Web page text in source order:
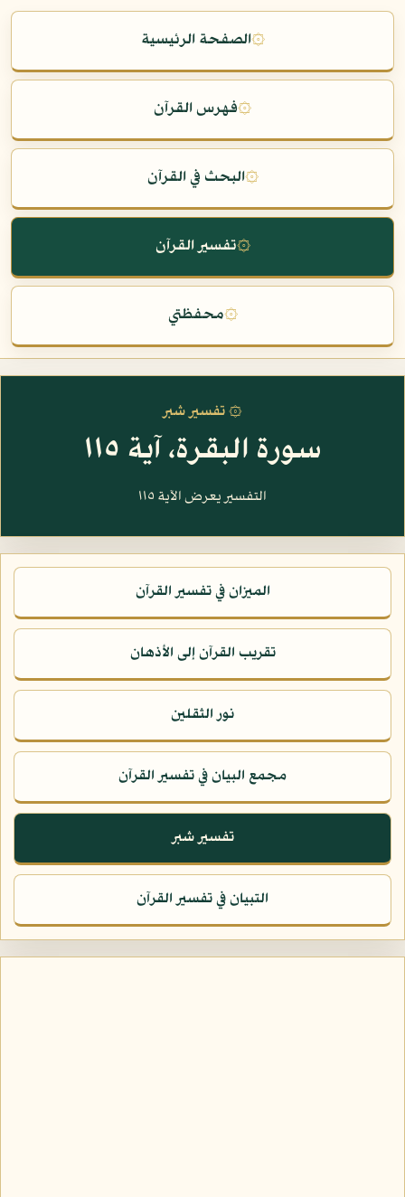
۞الصفحة الرئيسية
۞فهرس القرآن
۞البحث في القرآن
۞تفسير القرآن
۞محفظتي
۞ تفسير شبر
سورة البقرة، آية ١١٥
التفسير يعرض الآية ١١٥
الميزان في تفسير القرآن
تقريب القرآن إلى الأذهان
نور الثقلين
مجمع البيان في تفسير القرآن
تفسير شبر
التبيان في تفسير القرآن